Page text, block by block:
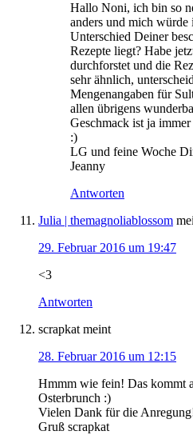
Hallo Noni, ich bin so
anders und mich würde
Unterschied Deiner
Rezepte liegt? Habe
durchforstet und die
sehr ähnlich,
Mengenangaben für
allen übrigens
Geschmack ist ja
:)
LG und feine Woche
Jeanny
Antworten
Julia | themagnoliablossom
29. Februar 2016 um 19:47
<3
Antworten
scrapkat meint
28. Februar 2016 um 12:15
Hmmm wie fein! Das kommt
Osterbrunch :)
Vielen Dank für die
Gruß scrapkat